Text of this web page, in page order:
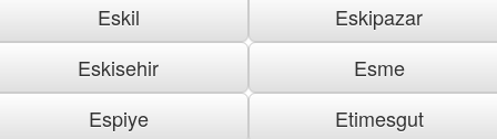
Eskil
Eskipazar
Eskisehir
Esme
Espiye
Etimesgut